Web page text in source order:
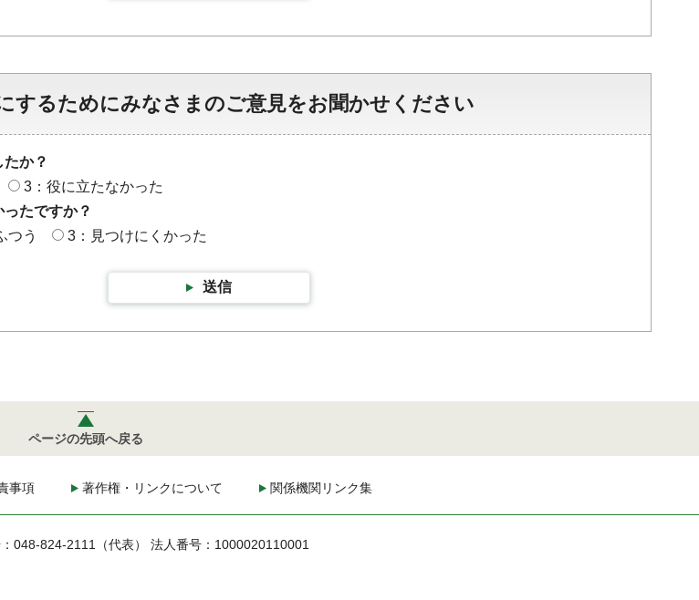
するためにみなさまのご意見をお聞かせください
か？
3：役に立たなかった
たですか？
つう 3：見つけにくかった
送信
ページの先頭へ戻る
事項 著作権・リンクについて 関係機関リンク集
048-824-2111（代表） 法人番号：1000020110001